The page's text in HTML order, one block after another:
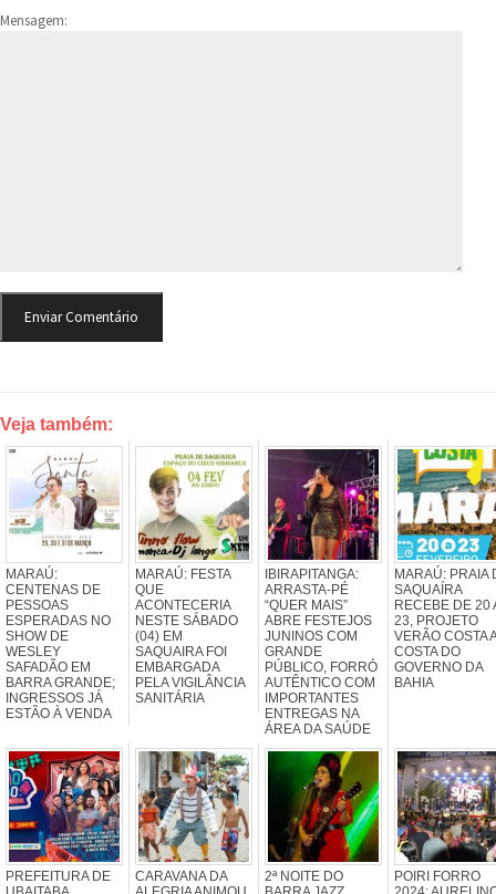
Mensagem:
Veja também:
MARAÚ:
CENTENAS DE
PESSOAS
ESPERADAS NO
SHOW DE
WESLEY
SAFADÃO EM
BARRA GRANDE;
INGRESSOS JÁ
ESTÃO À VENDA
MARAÚ: FESTA
QUE
ACONTECERIA
NESTE SÁBADO
(04) EM
SAQUAIRA FOI
EMBARGADA
PELA VIGILÂNCIA
SANITÁRIA
IBIRAPITANGA:
ARRASTA-PÉ
“QUER MAIS”
ABRE FESTEJOS
JUNINOS COM
GRANDE
PÚBLICO, FORRÓ
AUTÊNTICO COM
IMPORTANTES
ENTREGAS NA
ÁREA DA SAÚDE
MARAÚ: PRAIA
SAQUAÍRA
RECEBE DE 20
23, PROJETO
VERÃO COSTA A
COSTA DO
GOVERNO DA
BAHIA
PREFEITURA DE
CARAVANA DA
2ª NOITE DO
POIRI FORRO